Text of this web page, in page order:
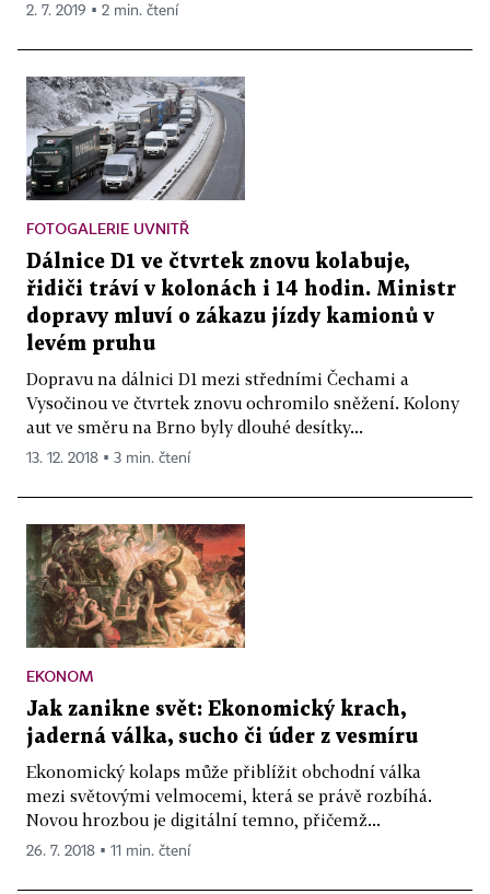
2. 7. 2019 ▪ 2 min. čtení
FOTOGALERIE UVNITŘ
Dálnice D1 ve čtvrtek znovu kolabuje,
řidiči tráví v kolonách i 14 hodin. Ministr
dopravy mluví o zákazu jízdy kamionů v
levém pruhu
Dopravu na dálnici D1 mezi středními Čechami a
Vysočinou ve čtvrtek znovu ochromilo sněžení. Kolony
aut ve směru na Brno byly dlouhé desítky...
13. 12. 2018 ▪ 3 min. čtení
EKONOM
Jak zanikne svět: Ekonomický krach,
jaderná válka, sucho či úder z vesmíru
Ekonomický kolaps může přiblížit obchodní válka
mezi světovými velmocemi, která se právě rozbíhá.
Novou hrozbou je digitální temno, přičemž...
26. 7. 2018 ▪ 11 min. čtení